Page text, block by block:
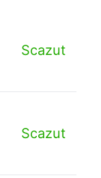
Scazut
Scazut